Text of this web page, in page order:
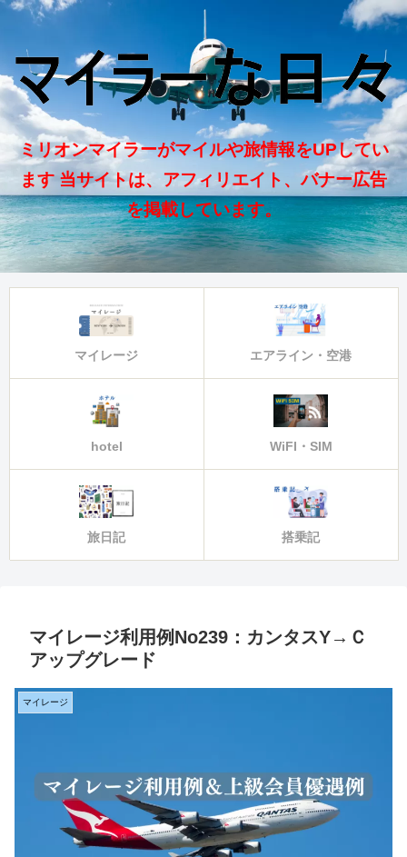
ミリオンマイラーがマイルや旅情報をUPしてい
ます 当サイトは、アフィリエイト、バナー広告
を掲載しています。
マイレージ エアライン・空港
hotel WiFI・SIM
旅日記 搭乗記
マイレージ利用例No239：カンタスY→Ｃ
アップグレード
マイレージ